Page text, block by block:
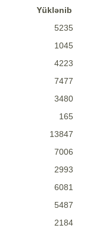
Yüklənib
5235
1045
4223
7477
3480
165
13847
7006
2993
6081
5487
2184